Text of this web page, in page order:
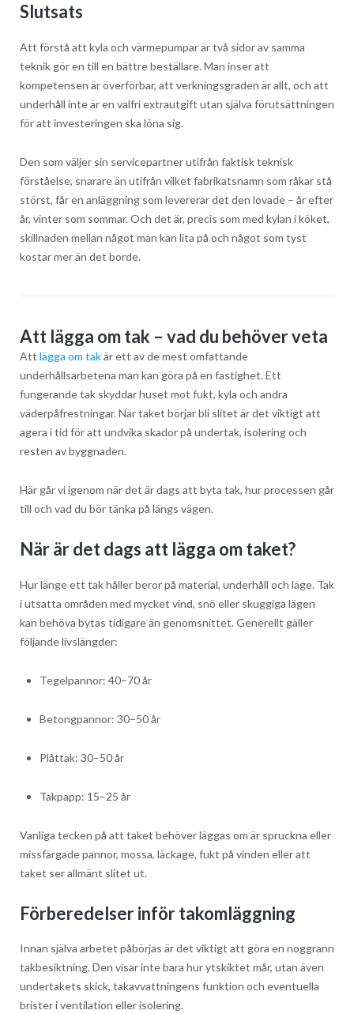
Slutsats
Att förstå att kyla och värmepumpar är två sidor av samma
teknik gör en till en bättre beställare. Man inser att
kompetensen är överförbar, att verkningsgraden är allt, och att
underhåll inte är en valfri extrautgift utan själva förutsättningen
för att investeringen ska löna sig.
Den som väljer sin servicepartner utifrån faktisk teknisk
förståelse, snarare än utifrån vilket fabrikatsnamn som råkar stå
störst, får en anläggning som levererar det den lovade – år efter
år, vinter som sommar. Och det är, precis som med kylan i köket,
skillnaden mellan något man kan lita på och något som tyst
kostar mer än det borde.
Att lägga om tak – vad du behöver veta
Att lägga om takär ett av de mest omfattande
underhållsarbetena man kan göra på en fastighet. Ett
fungerande tak skyddar huset mot fukt, kyla och andra
väderpåfrestningar. När taket börjar bli slitet är det viktigt att
agera i tid för att undvika skador på undertak, isolering och
resten av byggnaden.
Här går vi igenom när det är dags att byta tak, hur processen går
till och vad du bör tänka på längs vägen.
När är det dags att lägga om taket?
Hur länge ett tak håller beror på material, underhåll och läge. Tak
i utsatta områden med mycket vind, snö eller skuggiga lägen
kan behöva bytas tidigare än genomsnittet. Generellt gäller
följande livslängder:
Tegelpannor: 40–70 år
Betongpannor: 30–50 år
Plåttak: 30–50 år
Takpapp: 15–25 år
Vanliga tecken på att taket behöver läggas om är spruckna eller
missfärgade pannor, mossa, läckage, fukt på vinden eller att
taket ser allmänt slitet ut.
Förberedelser inför takomläggning
Innan själva arbetet påbörjas är det viktigt att göra en noggrann
takbesiktning. Den visar inte bara hur ytskiktet mår, utan även
undertakets skick, takavvattningens funktion och eventuella
brister i ventilation eller isolering.